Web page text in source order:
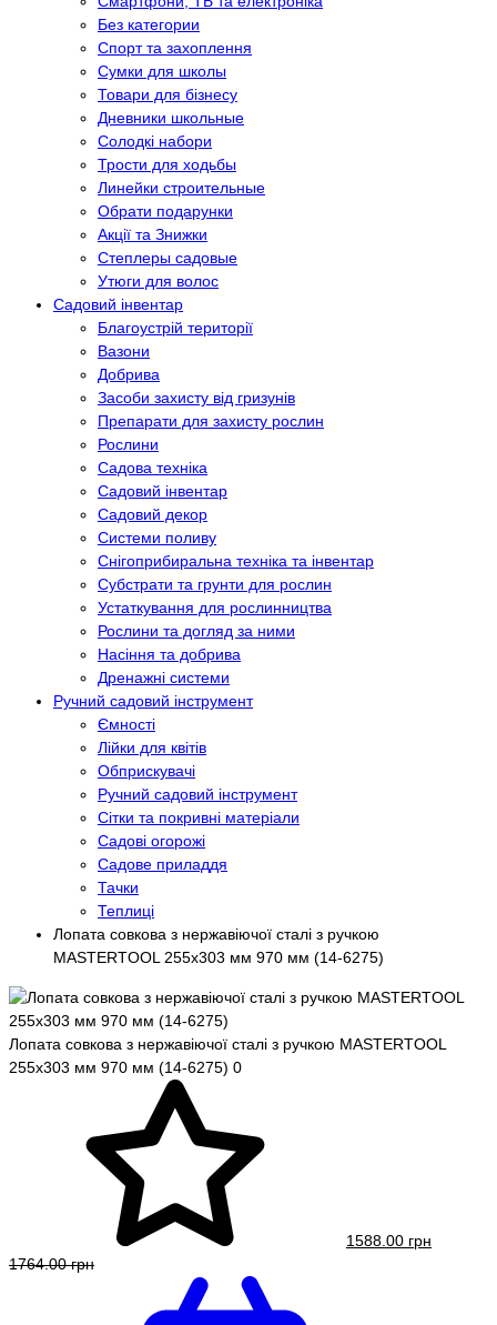
Без категории
Спорт та захоплення
Сумки для школы
Товари для бізнесу
Дневники школьные
Солодкі набори
Трости для ходьбы
Линейки строительные
Обрати подарунки
Акції та Знижки
Степлеры садовые
Утюги для волос
Садовий інвентар
Благоустрій території
Вазони
Добрива
Засоби захисту від гризунів
Препарати для захисту рослин
Рослини
Садова техніка
Садовий інвентар
Садовий декор
Системи поливу
Снігоприбиральна техніка та інвентар
Субстрати та грунти для рослин
Устаткування для рослинництва
Рослини та догляд за ними
Насіння та добрива
Дренажні системи
Ручний садовий інструмент
Ємності
Лійки для квітів
Обприскувачі
Ручний садовий інструмент
Сітки та покривні матеріали
Садові огорожі
Садове приладдя
Тачки
Теплиці
Лопата совкова з нержавіючої сталі з ручкою
MASTERTOOL 255х303 мм 970 мм (14-6275)
Лопата совкова з нержавіючої сталі з ручкою MASTERTOOL
255х303 мм 970 мм (14-6275) 0
1588.00 грн
1764.00 грн